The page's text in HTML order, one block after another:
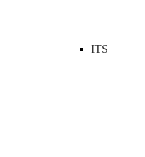
ITS